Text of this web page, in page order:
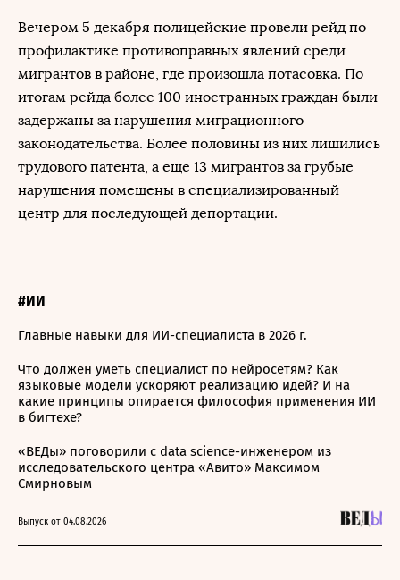
Вечером 5 декабря полицейские провели рейд по
профилактике противоправных явлений среди
мигрантов в районе, где произошла потасовка. По
итогам рейда более 100 иностранных граждан были
задержаны за нарушения миграционного
законодательства. Более половины из них лишились
трудового патента, а еще 13 мигрантов за грубые
нарушения помещены в специализированный
центр для последующей депортации.
#ИИ
Главные навыки для ИИ-специалиста в 2026 г.
Что должен уметь специалист по нейросетям? Как
языковые модели ускоряют реализацию идей? И на
какие принципы опирается философия применения ИИ
в бигтехе?
«ВЕДы» поговорили с data science-инженером из
исследовательского центра «Авито» Максимом
Смирновым
Выпуск от 04.08.2026